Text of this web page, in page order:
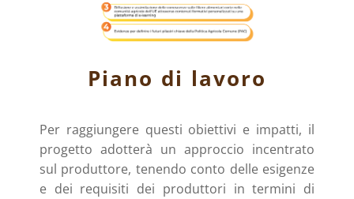
Piano di lavoro
Per raggiungere questi obiettivi e impatti, il
progetto adotterà un approccio incentrato
sul produttore, tenendo conto delle esigenze
e dei requisiti dei produttori in termini di